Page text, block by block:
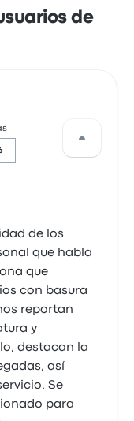
de
de los
que habla
que
con basura
reportan
y
destacan la
así
Se
para